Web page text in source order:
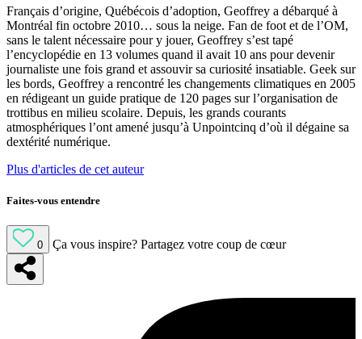
Français d’origine, Québécois d’adoption, Geoffrey a débarqué à
Montréal fin octobre 2010… sous la neige. Fan de foot et de l’OM,
sans le talent nécessaire pour y jouer, Geoffrey s’est tapé
l’encyclopédie en 13 volumes quand il avait 10 ans pour devenir
journaliste une fois grand et assouvir sa curiosité insatiable. Geek sur
les bords, Geoffrey a rencontré les changements climatiques en 2005
en rédigeant un guide pratique de 120 pages sur l’organisation de
trottibus en milieu scolaire. Depuis, les grands courants
atmosphériques l’ont amené jusqu’à Unpointcinq d’où il dégaine sa
dextérité numérique.
Plus d'articles de cet auteur
Faites-vous entendre
0 Ça vous inspire? Partagez votre coup de cœur